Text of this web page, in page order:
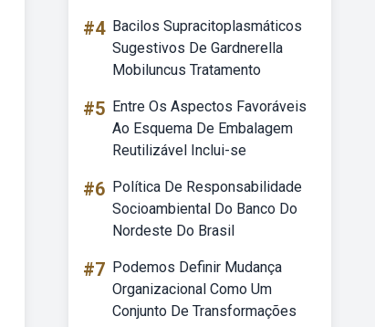
#4 Bacilos Supracitoplasmáticos
Sugestivos De Gardnerella
Mobiluncus Tratamento
#5 Entre Os Aspectos Favoráveis
Ao Esquema De Embalagem
Reutilizável Inclui-se
#6 Política De Responsabilidade
Socioambiental Do Banco Do
Nordeste Do Brasil
#7 Podemos Definir Mudança
Organizacional Como Um
Conjunto De Transformações